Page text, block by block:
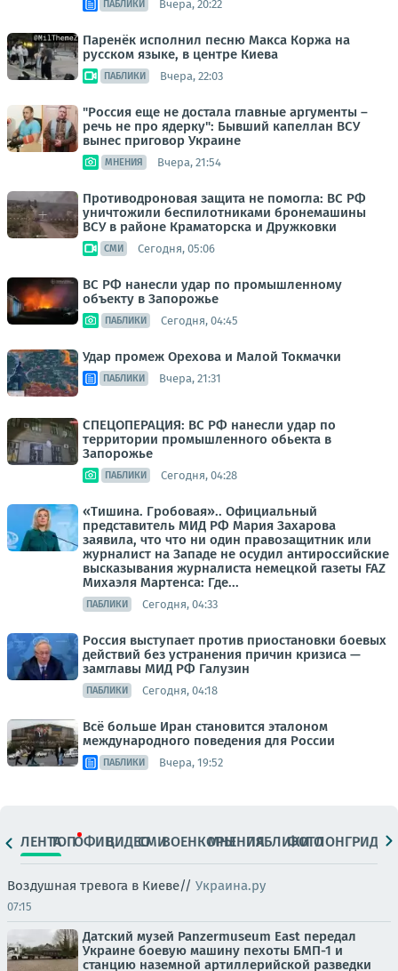
ПАБЛИКИ Вчера, 20:22
Паренёк исполнил песню Макса Коржа на
русском языке, в центре Киева
ПАБЛИКИ Вчера, 22:03
"Россия еще не достала главные аргументы –
речь не про ядерку": Бывший капеллан ВСУ
вынес приговор Украине
МНЕНИЯ Вчера, 21:54
Противодроновая защита не помогла: ВС РФ
уничтожили беспилотниками бронемашины
ВСУ в районе Краматорска и Дружковки
СМИ Сегодня, 05:06
ВС РФ нанесли удар по промышленному
объекту в Запорожье
ПАБЛИКИ Сегодня, 04:45
Удар промеж Орехова и Малой Токмачки
ПАБЛИКИ Вчера, 21:31
СПЕЦОПЕРАЦИЯ: ВС РФ нанесли удар по
территории промышленного обьекта в
Запорожье
ПАБЛИКИ Сегодня, 04:28
«Тишина. Гробовая».. Официальный
представитель МИД РФ Мария Захарова
заявила, что что ни один правозащитник или
журналист на Западе не осудил антироссийские
высказывания журналиста немецкой газеты FAZ
Михаэля Мартенса: Где...
ПАБЛИКИ Сегодня, 04:33
Россия выступает против приостановки боевых
действий без устранения причин кризиса —
замглавы МИД РФ Галузин
ПАБЛИКИ Сегодня, 04:18
Всё больше Иран становится эталоном
международного поведения для России
ПАБЛИКИ Вчера, 19:52
ЛЕНТАТОПОФИЦ.ВИДЕОСМИВОЕНКОРЫМНЕНИЯПАБЛИКИ
ФОТОЛОНГРИДЫ
Воздушная тревога в Киеве// Украина.ру
07:15
Датский музей Panzermuseum East передал
Украине боевую машину пехоты БМП-1 и
станцию наземной артиллерийской разведки